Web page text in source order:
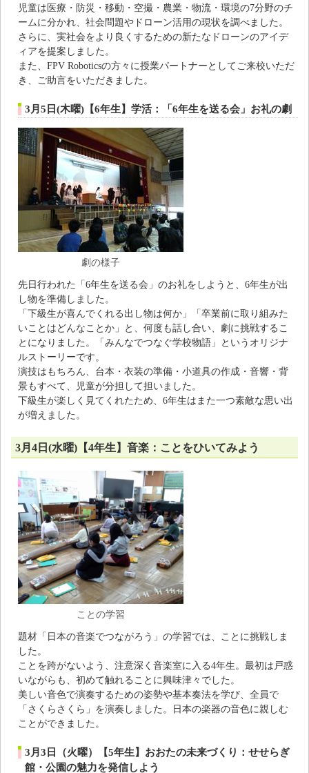
児童は医療・防災・移動・空撮・農業・物流・環境の7分野のチ
ームに分かれ、社会問題やドローン活用の現状を調べました。
さらに、実社会をより良くするための新たなドローンのアイデ
ィアを提案しました。
また、FPV Roboticsの方々に授業パートナーとしてご来校いただ
き、ご助言をいただきました。
3月5日(木曜)【6年生】学活：「6年生を送る会」お礼の劇
劇の様子
先日行われた「6年生を送る会」のお礼をしようと、6年生が出
し物を準備しました。
「下級生が喜んでくれる出し物は何か」「卒業前に取り組みた
いことはどんなことか」と、何度も話し合い、劇に挑戦するこ
とになりました。「みんなでつなぐ学校物語」というオリジナ
ルストーリーです。
演技はもちろん、台本・衣装の準備・小道具の作成・音響・背
景もすべて、児童が分担して担いました。
下級生が楽しく見てくれたため、6年生はまた一つ素敵な思い出
が増えました。
3月4日(水曜)【4年生】音楽：ことをひいてみよう
ことの学習
題材「日本の音楽でつながろう」の学習では、ことに挑戦しま
した。
ことを跨がないよう、注意深く音楽室に入る4年生。最初は戸惑
いながらも、初めて触れることに興味津々でした。
美しい音色で演奏するための姿勢や基本奏法を学び、全員で
「さくらさくら」を演奏しました。日本の楽器の音色に親しむ
ことができました。
3月3日（火曜）【5年生】おおたの未来づくり：せせらぎ
館・公園の魅力を発信しよう